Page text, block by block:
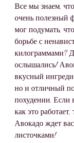
Все мы знаем,
очень полезный
мог подумать,
борьбе с
килограммами?
ослышались!
вкусный
но и отличный
похудении. Если
как это
Авокадо ждет
листочками!